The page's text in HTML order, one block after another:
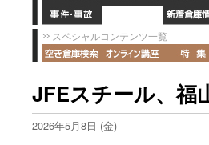
スペシャルコンテンツ一覧
JFEスチール、福
2026年5月8日 (金)